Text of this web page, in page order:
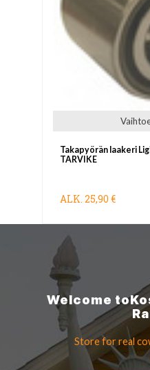
Takapyörän laakeri
TARVIKE
ALK. 25,90 €
Welcome to
Store for real